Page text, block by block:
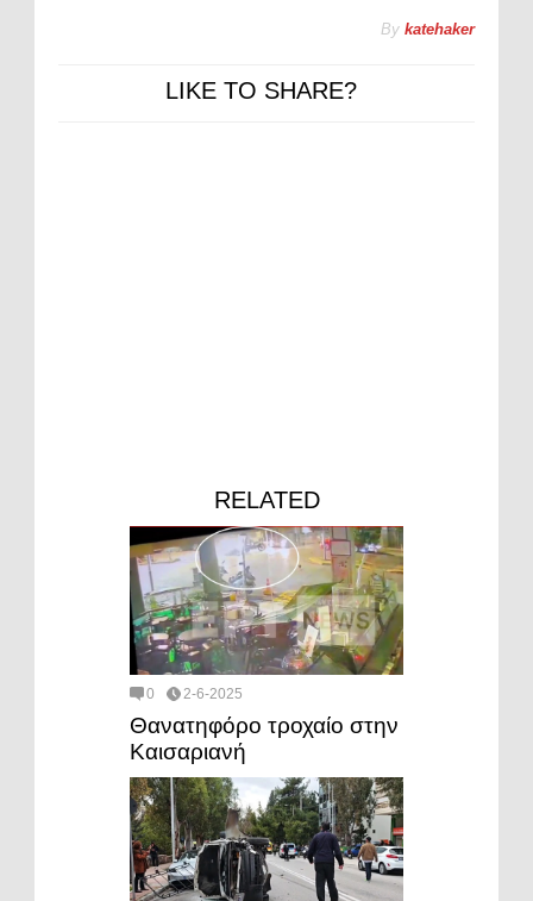
By katehaker
LIKE TO SHARE?
RELATED
0 2-6-2025
Θανατηφόρο τροχαίο στην
Καισαριανή